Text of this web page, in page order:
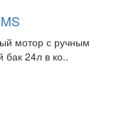
мотор с ручным
24л в ко..